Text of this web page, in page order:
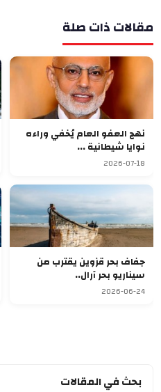
مقالات ذات صلة
نهج العفو العام يُخفي وراءه
نوايا شيطانية ...
2026-07-18
جفاف بحر قزوين يقترب من
سيناريو بحر آرال..
2026-06-24
بحث في المقالات